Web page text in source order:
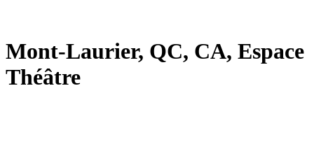
Mont-Laurier, QC, CA, Espace
Théâtre